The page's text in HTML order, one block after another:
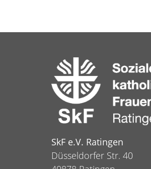
SkF e.V. Ratingen
Düsseldorfer Str. 40